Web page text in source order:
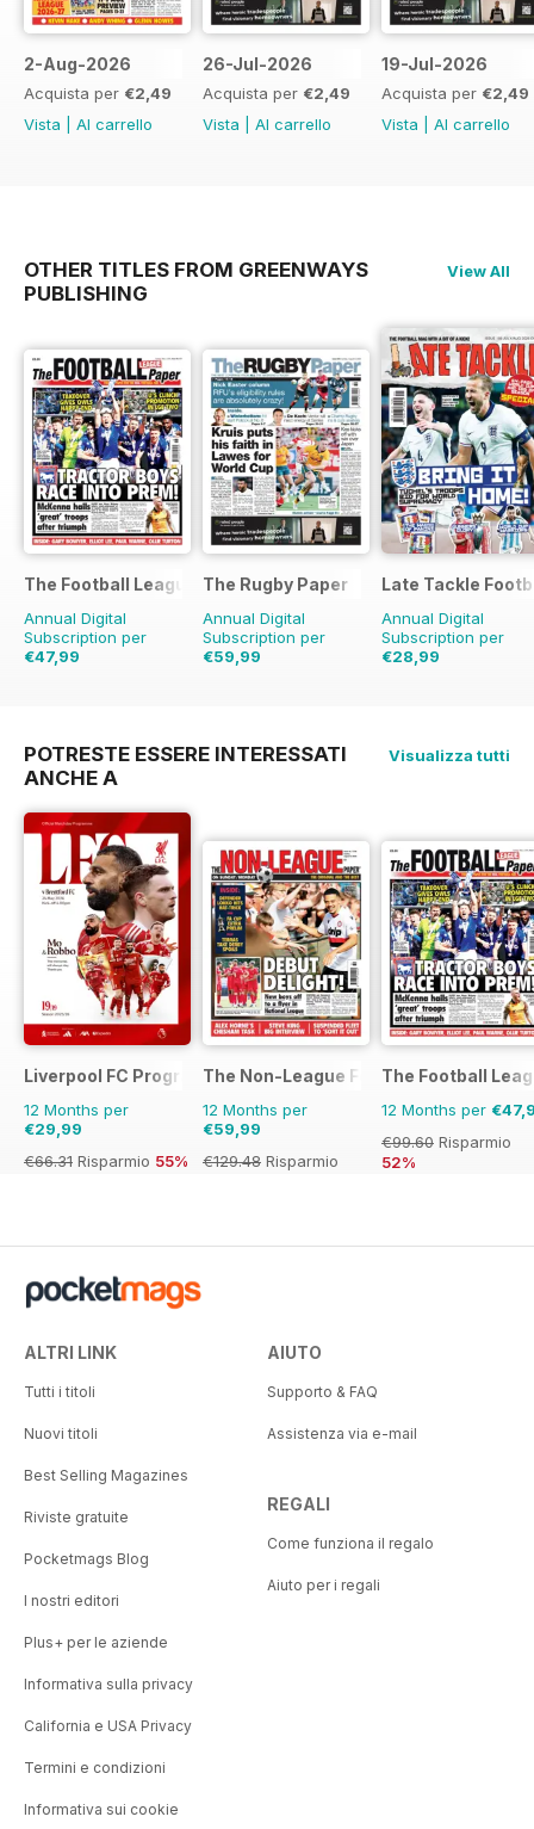
2-Aug-2026
Acquista per €2,49
Vista
Al carrello
26-Jul-2026
Acquista per €2,49
Vista
Al carrello
19-Jul-2026
Acquista per €2,49
Vista
Al carrello
OTHER TITLES FROM GREENWAYS
PUBLISHING
View All
The Football League Paper
Annual Digital
Subscription per
€47,99
The Rugby Paper
Annual Digital
Subscription per
€59,99
Late Tackle
Annual Digital
Subscription per
€28,99
POTRESTE ESSERE INTERESSATI
ANCHE A
Visualizza tutti
Liverpool FC Programmes
12 Months per
€29,99
€66.31 Risparmio 55%
The Non-League Football Paper
12 Months per
€59,99
€129.48 Risparmio
The Football
12 Months per
€99.60 Risparmio
52%
ALTRI LINK
Tutti i titoli
Nuovi titoli
Best Selling Magazines
Riviste gratuite
Pocketmags Blog
I nostri editori
Plus+ per le aziende
Informativa sulla privacy
California e USA Privacy
Termini e condizioni
Informativa sui cookie
AIUTO
Supporto & FAQ
Assistenza via e-mail
REGALI
Come funziona il regalo
Aiuto per i regali